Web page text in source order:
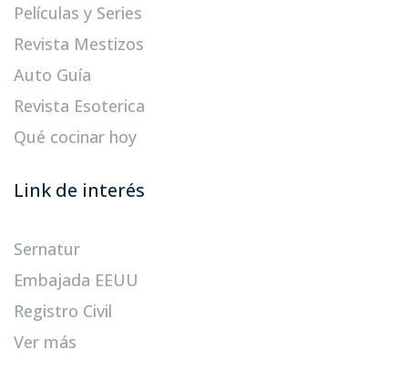
Películas y Series
Revista Mestizos
Auto Guía
Revista Esoterica
Qué cocinar hoy
Link de interés
Sernatur
Embajada EEUU
Registro Civil
Ver más